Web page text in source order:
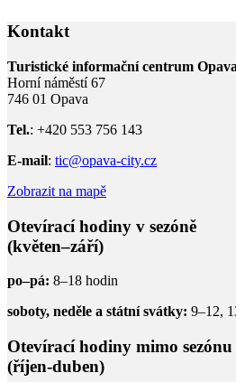
Kontakt
Turistické informační centrum Opava
Horní náměstí 67
746 01 Opava
Tel.: +420 553 756 143
E-mail: tic@opava-city.cz
Zobrazit na mapě
Otevírací hodiny v sezóně
(květen–září)
po–pá: 8–18 hodin
soboty, neděle a státní svátky: 9–12,
Otevírací hodiny mimo sezónu
(říjen-duben)